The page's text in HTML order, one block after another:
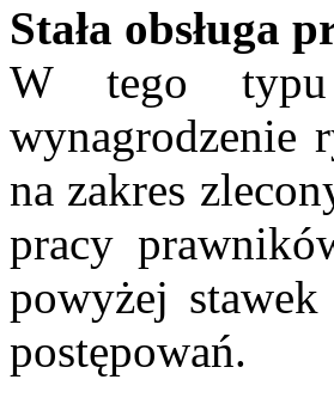
Stała obsługa
W tego typu
wynagrodzenie
na zakres
pracy
powyżej
postępowań.